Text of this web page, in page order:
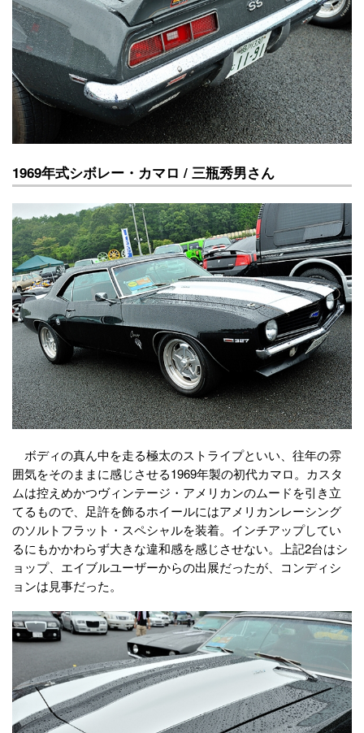
1969年式シボレー・カマロ / 三瓶秀男さん
ボディの真ん中を走る極太のストライプといい、往年の雰
囲気をそのままに感じさせる1969年製の初代カマロ。カスタ
ムは控えめかつヴィンテージ・アメリカンのムードを引き立
てるもので、足許を飾るホイールにはアメリカンレーシング
のソルトフラット・スペシャルを装着。インチアップしてい
るにもかかわらず大きな違和感を感じさせない。上記2台はシ
ョップ、エイブルユーザーからの出展だったが、コンディシ
ョンは見事だった。